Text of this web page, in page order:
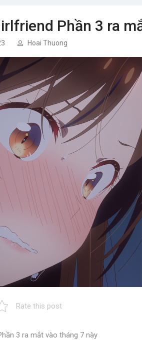
Phần 3 ra
Hoai Thuong
Rate this post
3 ra mắt vào tháng 7 này